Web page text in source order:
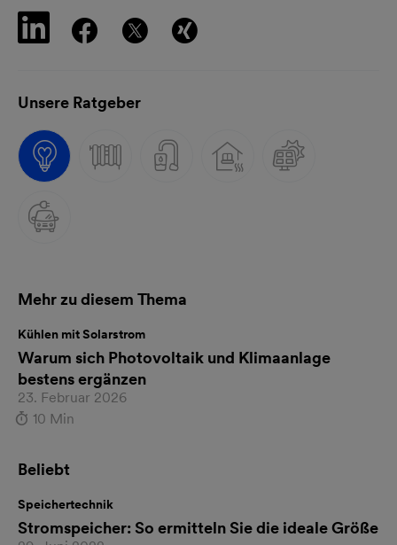
Unsere Ratgeber
Mehr zu diesem Thema
23. Februar 2026
10 Min
Kühlen mit Solarstrom
Warum sich Photovoltaik und Klimaanlage
bestens ergänzen
Beliebt
Speichertechnik
Stromspeicher: So ermitteln Sie die ideale Größe